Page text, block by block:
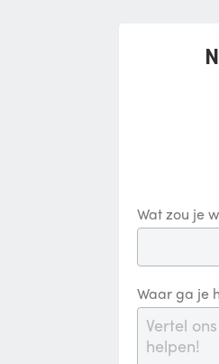
Wat zou je
Waar ga je